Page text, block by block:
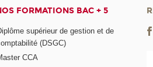
FORMATIONS BAC + 5
supérieur de gestion et de
(DSGC)
CCA